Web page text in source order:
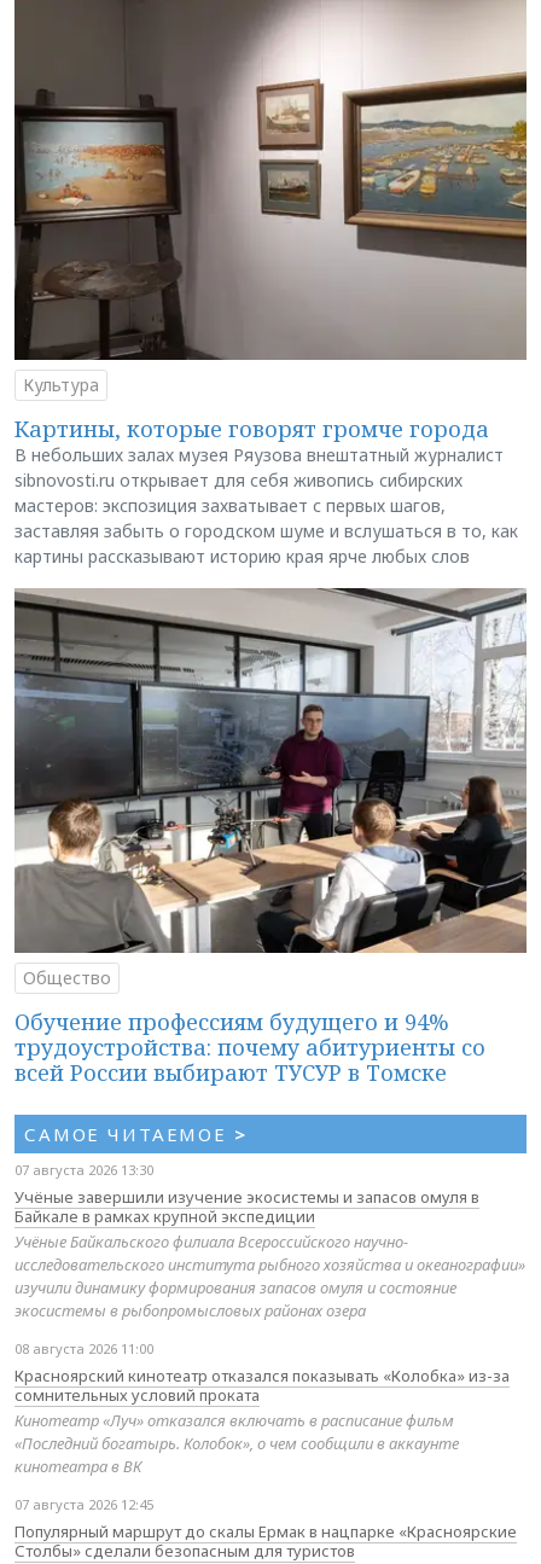
Культура
Картины, которые говорят громче города
В небольших залах музея Ряузова внештатный журналист
sibnovosti.ru открывает для себя живопись сибирских
мастеров: экспозиция захватывает с первых шагов,
заставляя забыть о городском шуме и вслушаться в то, как
картины рассказывают историю края ярче любых слов
Общество
Обучение профессиям будущего и 94%
трудоустройства: почему абитуриенты со
всей России выбирают ТУСУР в Томске
САМОЕ ЧИТАЕМОЕ >
07 августа 2026 13:30
Учёные завершили изучение экосистемы и запасов омуля в
Байкале в рамках крупной экспедиции
Учёные Байкальского филиала Всероссийского научно-
исследовательского института рыбного хозяйства и океанографии»
изучили динамику формирования запасов омуля и состояние
экосистемы в рыбопромысловых районах озера
08 августа 2026 11:00
Красноярский кинотеатр отказался показывать «Колобка» из-за
сомнительных условий проката
Кинотеатр «Луч» отказался включать в расписание фильм
«Последний богатырь. Колобок», о чем сообщили в аккаунте
кинотеатра в ВК
07 августа 2026 12:45
Популярный маршрут до скалы Ермак в нацпарке «Красноярские
Столбы» сделали безопасным для туристов